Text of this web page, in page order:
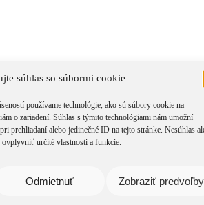
súhlas so súbormi cookie
používame technológie, ako sú súbory cookie na
o zariadení. Súhlas s týmito technológiami nám umožní
prehliadaní alebo jedinečné ID na tejto stránke. Nesúhlas
ovplyvniť určité vlastnosti a funkcie.
Odmietnuť Zobraziť predvoľby